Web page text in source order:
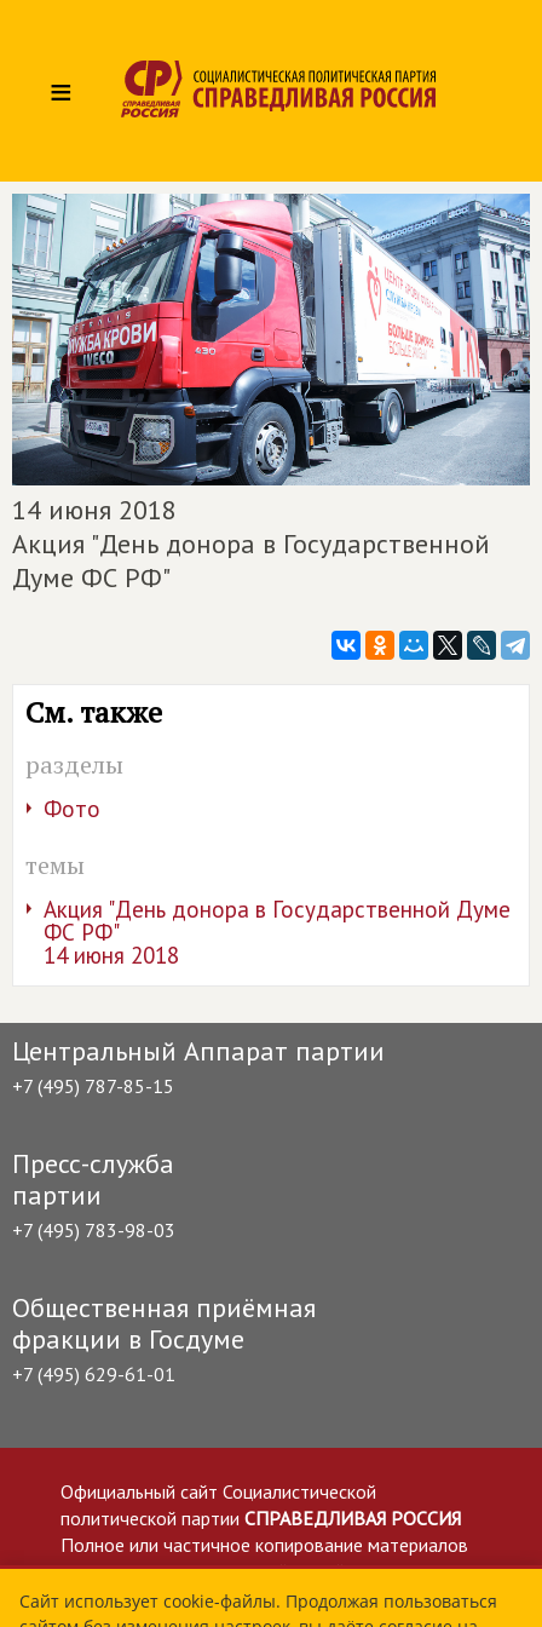
≡
14 июня 2018
Акция "День донора в Государственной
Думе ФС РФ"
См. также
разделы
Фото
темы
Акция "День донора в Государственной Думе
ФС РФ"
14 июня 2018
Центральный Аппарат партии
+7 (495) 787-85-15
Пресс-служба
партии
+7 (495) 783-98-03
Общественная приёмная
фракции в Госдуме
+7 (495) 629-61-01
Официальный сайт Социалистической
политической партии СПРАВЕДЛИВАЯ РОССИЯ
Полное или частичное копирование материалов
приветствуется со ссылкой на сайт spravedlivo.ru
Политика в отношении обработки персональных
Сайт использует cookie-файлы. Продолжая пользоваться